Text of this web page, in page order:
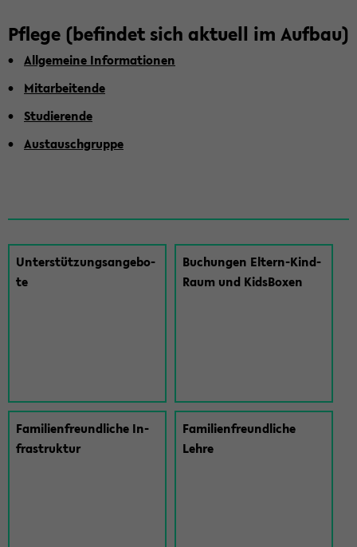
Pfle­ge (be­fin­det sich ak­tu­ell im Auf­bau)
All­ge­mei­ne In­for­ma­tio­nen
Mit­ar­bei­ten­de
Stu­die­ren­de
Aus­tausch­grup­pe
Un­ter­stüt­zungs­an­ge­bo­
te
Bu­chun­gen Eltern-​Kind-
Raum und Kids­Bo­xen
Fa­mi­li­en­freund­li­che In­
fra­struk­tur
Fa­mi­li­en­freund­li­che
Lehre